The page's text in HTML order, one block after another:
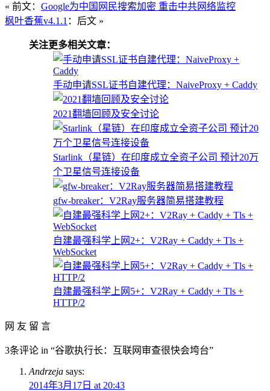
« 前文： Google为中国网民搜索加密 重击中共网络监控
枫叶香蕉v4.1.1 ：后文 »
关注更多相关文章：
手动申请SSL证书自建代理：NaiveProxy + Caddy
2021翻墙回顾及安全讨论
Starlink（星链）在印度成立全资子公司 预计20万
个卫星信号连接设备
gfw-breaker：V2Ray服务器简易搭建教程
自建最强科学上网2+：V2Ray + Caddy + Tls +
WebSocket
自建最强科学上网5+：V2Ray + Caddy + Tls +
HTTP/2
网 友 留 言
3条评论 in “谷歌执行长：互联网审查很快会垮台”
Andrzeja says:
2014年3月17日 at 20:43